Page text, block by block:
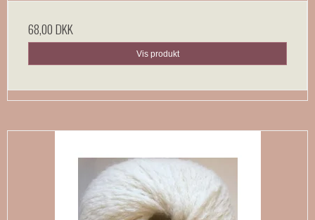
68,00 DKK
Vis produkt